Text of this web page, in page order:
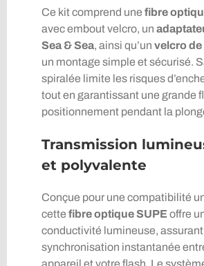
Ce kit comprend une fibre
avec embout velcro, un
Sea & Sea, ainsi qu’un velcro
un montage simple et sécurisé.
spiralée limite les risques
tout en garantissant une grande
positionnement pendant la
Transmission
et polyvalente
Conçue pour une compatibilité
cette fibre optique SUPE offre
conductivité lumineuse, assurant
synchronisation instantanée
appareil et votre flash. Le